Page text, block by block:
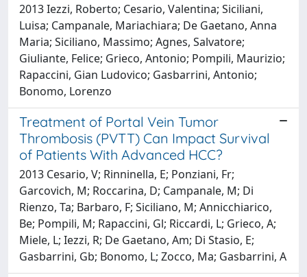
2013 Iezzi, Roberto; Cesario, Valentina; Siciliani,
Luisa; Campanale, Mariachiara; De Gaetano, Anna
Maria; Siciliano, Massimo; Agnes, Salvatore;
Giuliante, Felice; Grieco, Antonio; Pompili, Maurizio;
Rapaccini, Gian Ludovico; Gasbarrini, Antonio;
Bonomo, Lorenzo
Treatment of Portal Vein Tumor
Thrombosis (PVTT) Can Impact Survival
of Patients With Advanced HCC?
2013 Cesario, V; Rinninella, E; Ponziani, Fr;
Garcovich, M; Roccarina, D; Campanale, M; Di
Rienzo, Ta; Barbaro, F; Siciliano, M; Annicchiarico,
Be; Pompili, M; Rapaccini, Gl; Riccardi, L; Grieco, A;
Miele, L; Iezzi, R; De Gaetano, Am; Di Stasio, E;
Gasbarrini, Gb; Bonomo, L; Zocco, Ma; Gasbarrini, A